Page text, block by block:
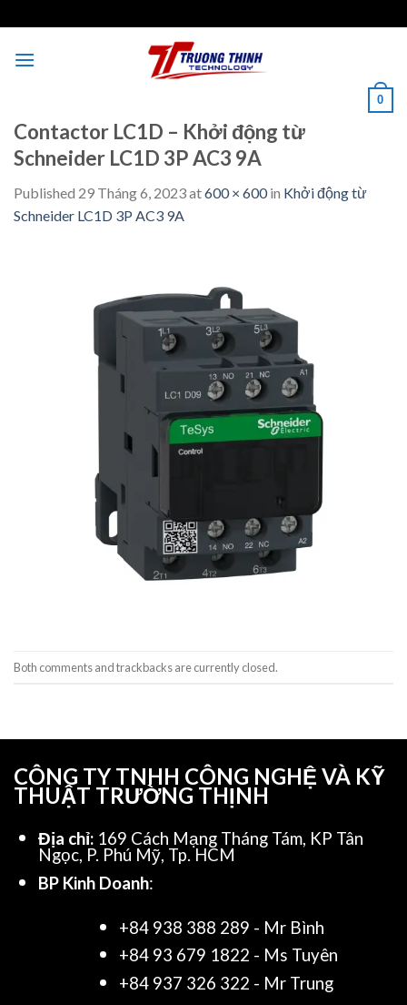
to
content
0
Contactor LC1D – Khởi động từ
Schneider LC1D 3P AC3 9A
Published 29 Tháng 6, 2023at600 × 600in Khởi động từ
Schneider LC1D 3P AC3 9A
Both comments and trackbacks are currently closed.
CÔNG TY TNHH CÔNG NGHỆ VÀ KỸ
THUẬT TRƯỜNG THỊNH
Địa chỉ: 169 Cách Mạng Tháng Tám, KP Tân
Ngọc, P. Phú Mỹ, Tp. HCM
BP Kinh Doanh:
+84 938 388 289 - Mr Bình
+84 93 679 1822 - Ms Tuyên
+84 937 326 322 - Mr Trung